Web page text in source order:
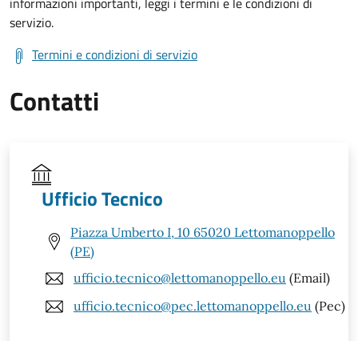
servizio.
Termini e condizioni di servizio
Contatti
Ufficio Tecnico
Piazza Umberto I, 10 65020 Lettomanoppello
(PE)
ufficio.tecnico@lettomanoppello.eu (Email)
ufficio.tecnico@pec.lettomanoppello.eu (Pec)